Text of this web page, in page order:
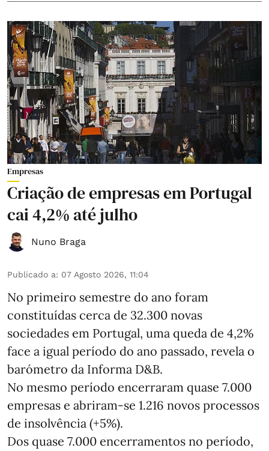
Empresas
Criação de empresas em Portugal
cai 4,2% até julho
Nuno Braga
Publicado a: 07 Agosto 2026, 11:04
No primeiro semestre do ano foram
constituídas cerca de 32.300 novas
sociedades em Portugal, uma queda de 4,2%
face a igual período do ano passado, revela o
barómetro da Informa D&B.
No mesmo período encerraram quase 7.000
empresas e abriram‑se 1.216 novos processos
de insolvência (+5%).
Dos quase 7.000 encerramentos no período,